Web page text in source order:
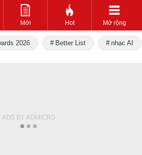
Mới Hot Mở rộng
2026 Better List nhạc AI